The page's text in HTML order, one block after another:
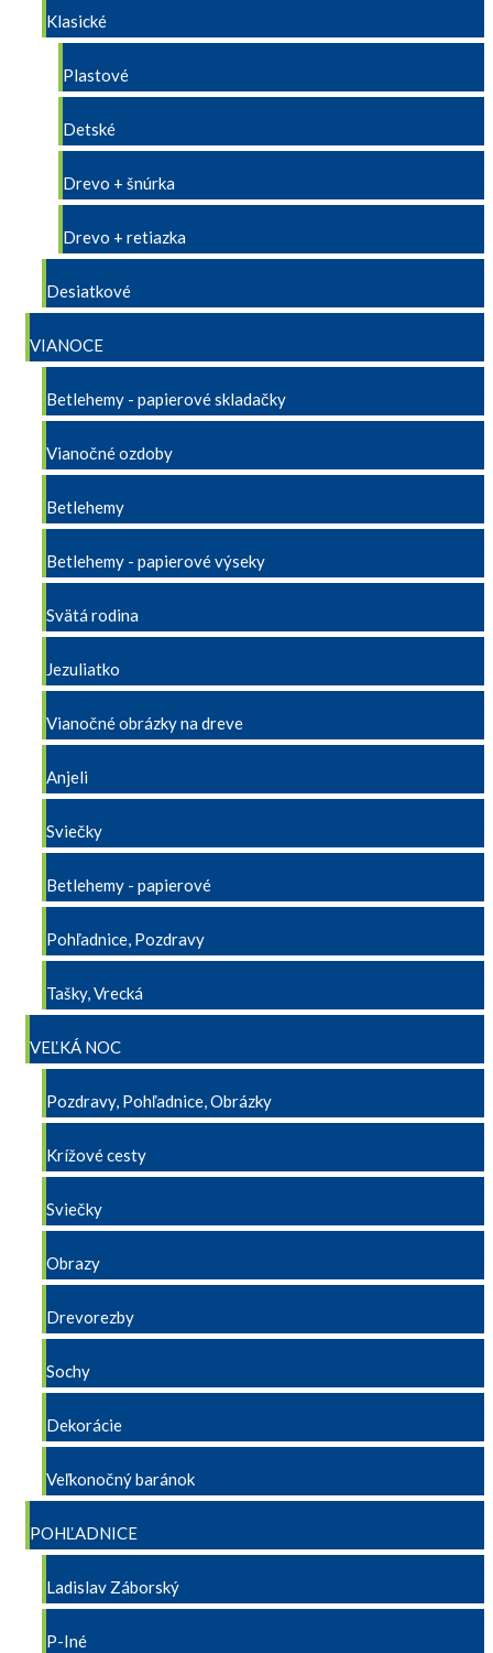
Klasické
Plastové
Detské
Drevo + šnúrka
Drevo + retiazka
Desiatkové
VIANOCE
Betlehemy - papierové skladačky
Vianočné ozdoby
Betlehemy
Betlehemy - papierové výseky
Svätá rodina
Jezuliatko
Vianočné obrázky na dreve
Anjeli
Sviečky
Betlehemy - papierové
Pohľadnice, Pozdravy
Tašky, Vrecká
VEĽKÁ NOC
Pozdravy, Pohľadnice, Obrázky
Krížové cesty
Sviečky
Obrazy
Drevorezby
Sochy
Dekorácie
Veľkonočný baránok
POHĽADNICE
Ladislav Záborský
P-Iné